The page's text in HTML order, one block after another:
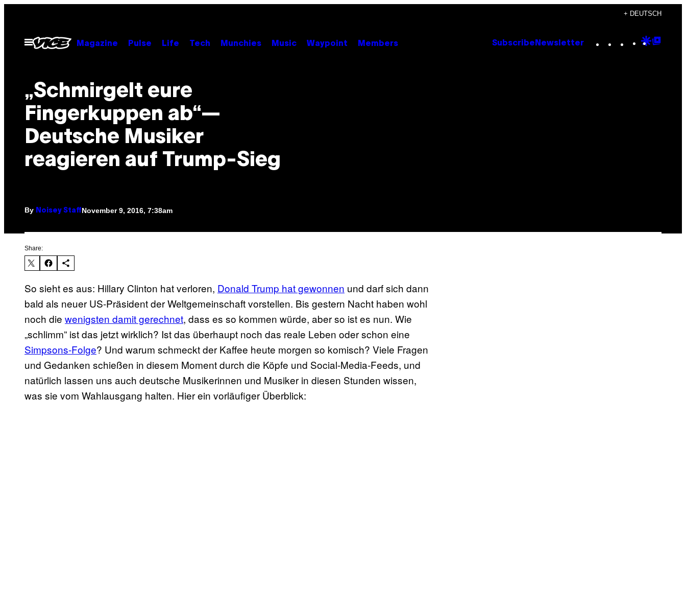
content
+ DEUTSCH
Open
Menu
Magazine Pulse Life Tech Munchies Music Waypoint Members Subscribe Newsletter Instagram
TikTok
YouTube
Google
„Schmirgelt eure
Fingerkuppen ab“—
Deutsche Musiker
reagieren auf Trump-Sieg
By Noisey StaffNovember 9, 2016, 7:38am
Share:
So sieht es aus: Hillary Clinton hat verloren, Donald Trump hat gewonnen ​ und darf sich dann
bald als neuer US-Präsident der Weltgemeinschaft vorstellen. Bis gestern Nacht haben wohl
noch die wenigsten damit gerechnet​, dass es so kommen würde, aber so ist es nun. Wie
„schlimm” ist das jetzt wirklich? Ist das überhaupt noch das reale Leben oder schon eine
Simpsons-Folge​? Und warum schmeckt der Kaffee heute morgen so komisch? Viele Fragen
und Gedanken schießen in diesem Moment durch die Köpfe und Social-Media-Feeds, und
natürlich lassen uns auch deutsche Musikerinnen und Musiker in diesen Stunden wissen,
was sie vom Wahlausgang halten. Hier ein vorläufiger Überblick:​